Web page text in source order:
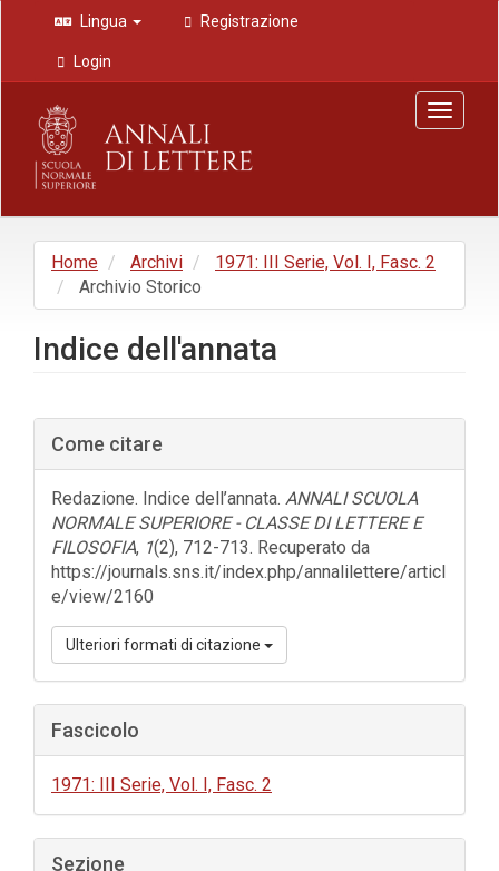
Navigazione
principale
Contenuto
principale
Barra
laterale
Lingua Registrazione
Login
Toggle
Home Archivi
1971: III Serie, Vol. I, Fasc. 2
Archivio Storico
Indice dell'annata
Barra
laterale
dell'articolo
Come citare
Redazione. Indice dell’annata. ANNALI SCUOLA
NORMALE SUPERIORE - CLASSE DI LETTERE E
FILOSOFIA, 1(2), 712-713. Recuperato da
https://journals.sns.it/index.php/annalilettere/articl
e/view/2160
Ulteriori formati di citazione
Fascicolo
1971: III Serie, Vol. I, Fasc. 2
Sezione